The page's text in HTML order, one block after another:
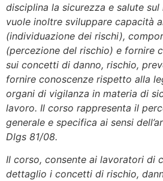
disciplina la sicurezza e salute
vuole inoltre sviluppare capacità
(individuazione dei rischi),
(percezione del rischio) e fornire
sui concetti di danno, rischio,
fornire conoscenze rispetto alla
organi di vigilanza in materia di
lavoro. Il corso rappresenta il
generale e specifica ai sensi
Dlgs 81/08.
Il corso, consente ai lavoratori di
dettaglio i concetti di rischio,